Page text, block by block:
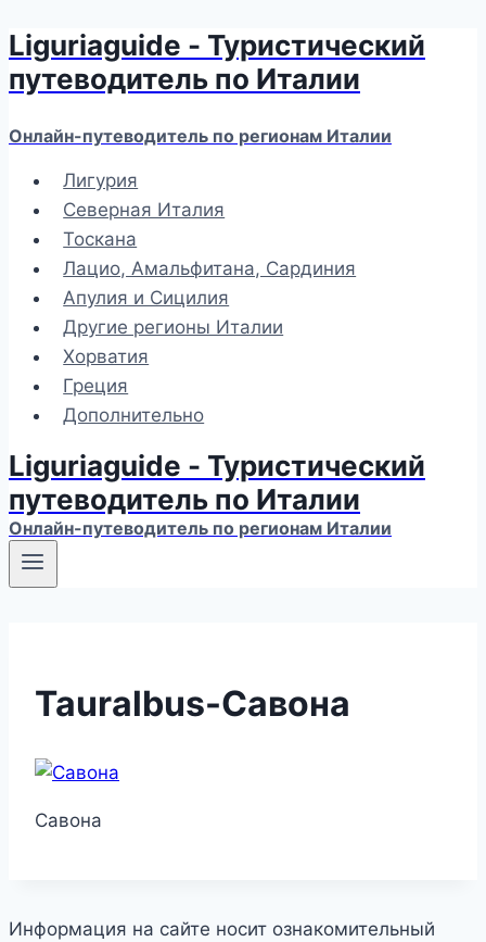
Перейти
к
содержимому
Liguriaguide - Туристический
путеводитель по Италии
Онлайн-путеводитель по регионам Италии
Лигурия
Северная Италия
Тоскана
Лацио, Амальфитана, Сардиния
Апулия и Сицилия
Другие регионы Италии
Хорватия
Греция
Дополнительно
Liguriaguide - Туристический
путеводитель по Италии
Онлайн-путеводитель по регионам Италии
Tauralbus-Савона
Савона
Информация на сайте носит ознакомительный